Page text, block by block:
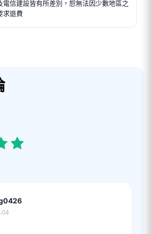
電信建設皆有所差別，恕無法因少數地區之
求退費
04